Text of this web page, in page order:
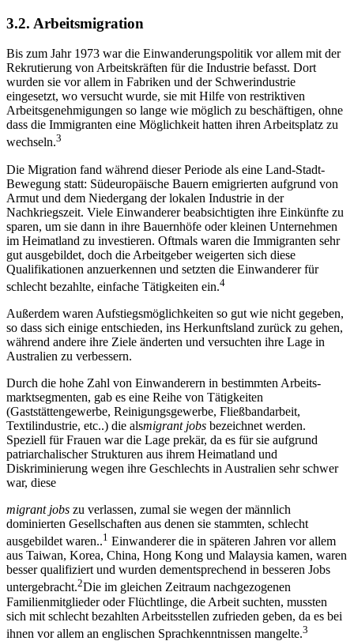
3.2. Arbeitsmigration
Bis zum Jahr 1973 war die Einwanderungspolitik vor allem mit der
Rekrutierung von Arbeitskräften für die Industrie befasst. Dort
wurden sie vor allem in Fabriken und der Schwerindustrie
eingesetzt, wo versucht wurde, sie mit Hilfe von restriktiven
Arbeitsgenehmigungen so lange wie möglich zu beschäftigen, ohne
dass die Immigranten eine Möglichkeit hatten ihren Arbeitsplatz zu
wechseln.3
Die Migration fand während dieser Periode als eine Land-Stadt-
Bewegung statt: Südeuropäische Bauern emigrierten aufgrund von
Armut und dem Niedergang der lokalen Industrie in der
Nachkriegszeit. Viele Einwanderer beabsichtigten ihre Einkünfte zu
sparen, um sie dann in ihre Bauernhöfe oder kleinen Unternehmen
im Heimatland zu investieren. Oftmals waren die Immigranten sehr
gut ausgebildet, doch die Arbeitgeber weigerten sich diese
Qualifikationen anzuerkennen und setzten die Einwanderer für
schlecht bezahlte, einfache Tätigkeiten ein.4
Außerdem waren Aufstiegsmöglichkeiten so gut wie nicht gegeben,
so dass sich einige entschieden, ins Herkunftsland zurück zu gehen,
während andere ihre Ziele änderten und versuchten ihre Lage in
Australien zu verbessern.
Durch die hohe Zahl von Einwanderern in bestimmten Arbeits-
marktsegmenten, gab es eine Reihe von Tätigkeiten
(Gaststättengewerbe, Reinigungsgewerbe, Fließbandarbeit,
Textilindustrie, etc..) die alsmigrant jobs bezeichnet werden.
Speziell für Frauen war die Lage prekär, da es für sie aufgrund
patriarchalischer Strukturen aus ihrem Heimatland und
Diskriminierung wegen ihre Geschlechts in Australien sehr schwer
war, diese
migrant jobs zu verlassen, zumal sie wegen der männlich
dominierten Gesellschaften aus denen sie stammten, schlecht
ausgebildet waren..1 Einwanderer die in späteren Jahren vor allem
aus Taiwan, Korea, China, Hong Kong und Malaysia kamen, waren
besser qualifiziert und wurden dementsprechend in besseren Jobs
untergebracht.2Die im gleichen Zeitraum nachgezogenen
Familienmitglieder oder Flüchtlinge, die Arbeit suchten, mussten
sich mit schlecht bezahlten Arbeitsstellen zufrieden geben, da es bei
ihnen vor allem an englischen Sprachkenntnissen mangelte.3